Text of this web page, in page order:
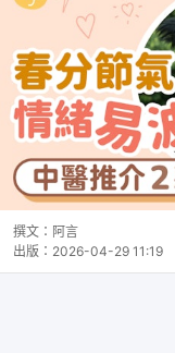
撰文： 阿言
出版： 2026-04-29 11:19